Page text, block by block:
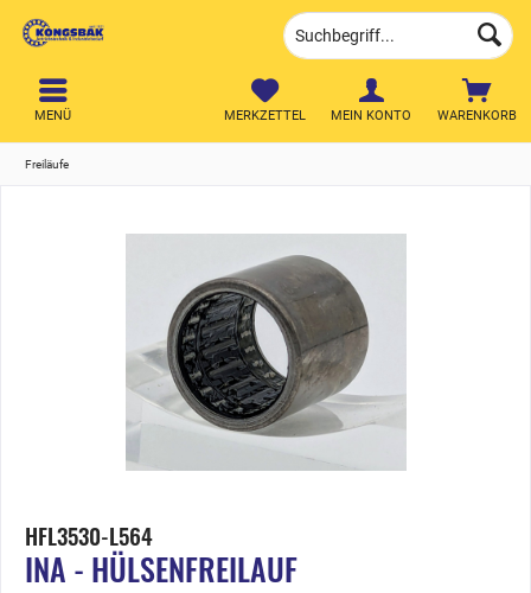
WARENKORB
MERKZETTEL MEIN KONTO
MENÜ
Freiläufe
HFL3530-L564
INA - HÜLSENFREILAUF